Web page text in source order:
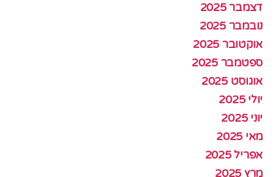
דצמבר 2025
נובמבר 2025
אוקטובר 2025
ספטמבר 2025
אוגוסט 2025
יולי 2025
יוני 2025
מאי 2025
אפריל 2025
מרץ 2025